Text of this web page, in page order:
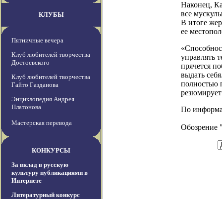
КЛУБЫ
Пятничные вечера
Клуб любителей творчества
Достоевского
Клуб любителей творчества
Гайто Газданова
Энциклопедия Андрея
Платонова
Мастерская перевода
КОНКУРСЫ
За вклад в русскую
культуру публикациями в
Интернете
Литературный конкурс
Наконец,
все
В итоге
ее
управлять
прячется
выдать
полностью
По
Обозрение